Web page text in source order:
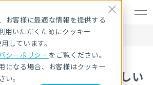
お客様に最適な情報を提供する
用いただくためにクッキー
しています。
シーポリシーをご覧ください。
になる場合、お客様はクッキー
い。
ミナー・イベント
ビスの正しい選び方
送・共有サービスの正しい